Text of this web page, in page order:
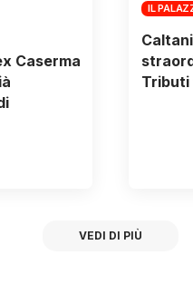
Caserma
IL
Tributi
VEDI DI PIÙ